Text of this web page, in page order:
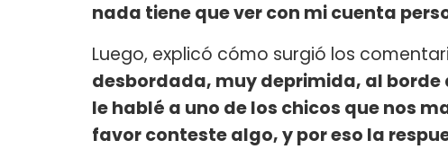
nada tiene que ver con mi cuenta
Luego, explicó cómo surgió los
desbordada, muy deprimida, al
le hablé a uno de los chicos que nos
favor conteste algo, y por eso la